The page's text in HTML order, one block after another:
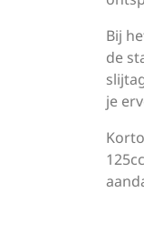
Bij
de
je